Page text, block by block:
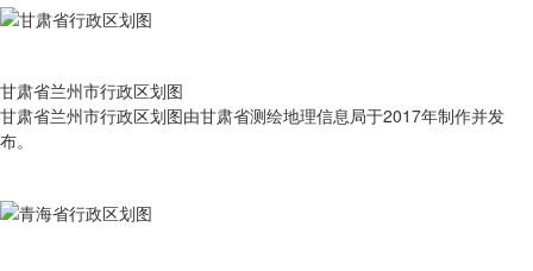
甘肃省兰州市行政区划图
甘肃省兰州市行政区划图由甘肃省测绘地理信息局于2017年制作并发
布。